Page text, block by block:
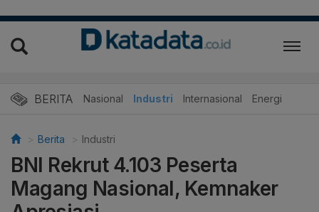
BERITA Nasional Industri Internasional Energi
Berita Industri
BNI Rekrut 4.103 Peserta
Magang Nasional, Kemnaker